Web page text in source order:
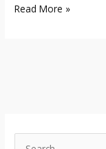
Read More »